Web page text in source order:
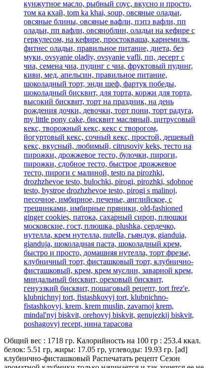
Общий вес : 1718 гр. Калорийность на 100 гр : 253.4 ккал.
белок: 5.51 гр, жиры: 17.05 гр, углеводы: 19.93 гр. [ad]
клубнично-фисташковый Распечатать рецепт Сезон